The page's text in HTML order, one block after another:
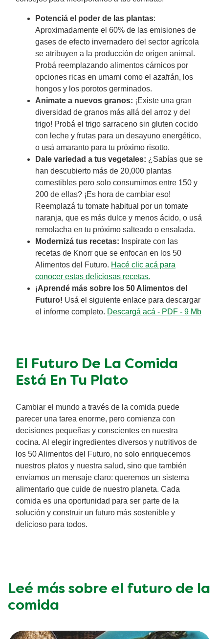
Potenciá el poder de las plantas:
Aproximadamente el 60% de las emisiones de
gases de efecto invernadero del sector agrícola
se atribuyen a la producción de origen animal.
Probá reemplazando alimentos cárnicos por
opciones ricas en umami como el azafrán, los
hongos y los porotos germinados.
Animate a nuevos granos: ¡Existe una gran
diversidad de granos más allá del arroz y del
trigo! Probá el trigo sarraceno sin gluten cocido
con leche y frutas para un desayuno energético,
o usá amaranto para tu próximo risotto.
Dale variedad a tus vegetales: ¿Sabías que se
han descubierto más de 20,000 plantas
comestibles pero solo consumimos entre 150 y
200 de ellas? ¡Es hora de cambiar eso!
Reemplazá tu tomate habitual por un tomate
naranja, que es más dulce y menos ácido, o usá
remolacha en tu próximo salteado o ensalada.
Modernizá tus recetas: Inspirate con las
recetas de Knorr que se enfocan en los 50
Alimentos del Futuro. Hacé clic acá para
conocer estas deliciosas recetas.
¡Aprendé más sobre los 50 Alimentos del
Futuro! Usá el siguiente enlace para descargar
el informe completo. Descargá acá - PDF - 9 Mb
El Futuro De La Comida
Está En Tu Plato
Cambiar el mundo a través de la comida puede
parecer una tarea enorme, pero comienza con
decisiones pequeñas y conscientes en nuestra
cocina. Al elegir ingredientes diversos y nutritivos de
los 50 Alimentos del Futuro, no solo enriquecemos
nuestros platos y nuestra salud, sino que también
enviamos un mensaje claro: queremos un sistema
alimentario que cuide de nuestro planeta. Cada
comida es una oportunidad para ser parte de la
solución y construir un futuro más sostenible y
delicioso para todos.
Leé más sobre el futuro de la
comida